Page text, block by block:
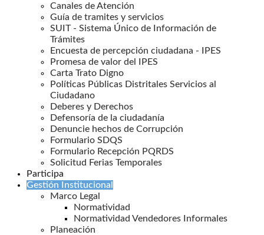
Canales de Atención
Guía de tramites y servicios
SUIT - Sistema Único de Información de
Trámites
Encuesta de percepción ciudadana - IPES
Promesa de valor del IPES
Carta Trato Digno
Políticas Públicas Distritales Servicios al
Ciudadano
Deberes y Derechos
Defensoría de la ciudadanía
Denuncie hechos de Corrupción
Formulario SDQS
Formulario Recepción PQRDS
Solicitud Ferias Temporales
Participa
Gestión Institucional
Marco Legal
Normatividad
Normatividad Vendedores Informales
Planeación